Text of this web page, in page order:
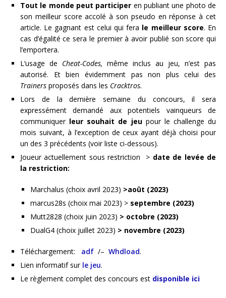
Tout le monde peut participer en publiant une photo de
son meilleur score accolé à son pseudo en réponse à cet
article. Le gagnant est celui qui fera le meilleur score. En
cas d’égalité ce sera le premier à avoir publié son score qui
l’emportera.
L’usage de Cheat-Codes, même inclus au jeu, n’est pas
autorisé. Et bien évidemment pas non plus celui des
Trainers proposés dans les Cracktros.
Lors de la dernière semaine du concours, il sera
expressément demandé aux potentiels vainqueurs de
communiquer leur souhait de jeupour le challenge du
mois suivant, à l’exception de ceux ayant déjà choisi pour
un des 3 précédents (voir liste ci-dessous).
Joueur actuellement sous restriction > date de levée de
la restriction:
Marchalus (choix avril 2023) >août (2023)
marcus28s (choix mai 2023) > septembre (2023)
Mutt2828 (choix juin 2023) > octobre (2023)
DualG4 (choix juillet 2023) > novembre (2023)
Téléchargement: adf /– Whdload.
Lien informatif sur le jeu.
Le règlement complet des concours est disponible ici